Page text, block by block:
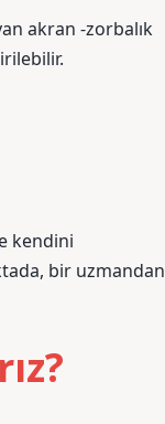
akran -zorbalık
kendini
bir uzmandan